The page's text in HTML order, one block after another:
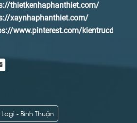
thietkenhaphanthiet.com/
xaynhaphanthiet.com/
www.pinterest.com/kientrucdaq/
- Bình Thuận